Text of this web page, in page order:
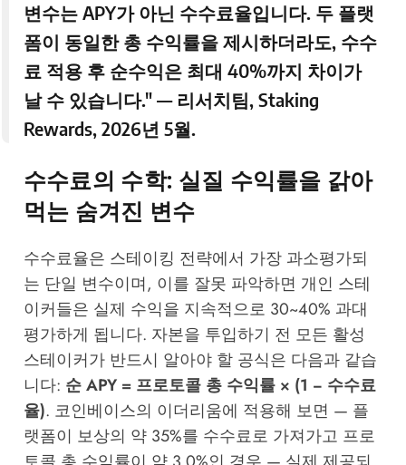
변수는 APY가 아닌 수수료율입니다. 두 플랫
폼이 동일한 총 수익률을 제시하더라도, 수수
료 적용 후 순수익은 최대 40%까지 차이가
날 수 있습니다." — 리서치팀, Staking
Rewards, 2026년 5월.
수수료의 수학: 실질 수익률을 갉아
먹는 숨겨진 변수
수수료율은 스테이킹 전략에서 가장 과소평가되
는 단일 변수이며, 이를 잘못 파악하면 개인 스테
이커들은 실제 수익을 지속적으로 30~40% 과대
평가하게 됩니다. 자본을 투입하기 전 모든 활성
스테이커가 반드시 알아야 할 공식은 다음과 같습
니다: 순 APY = 프로토콜 총 수익률 × (1 − 수수료
율). 코인베이스의 이더리움에 적용해 보면 — 플
랫폼이 보상의 약 35%를 수수료로 가져가고 프로